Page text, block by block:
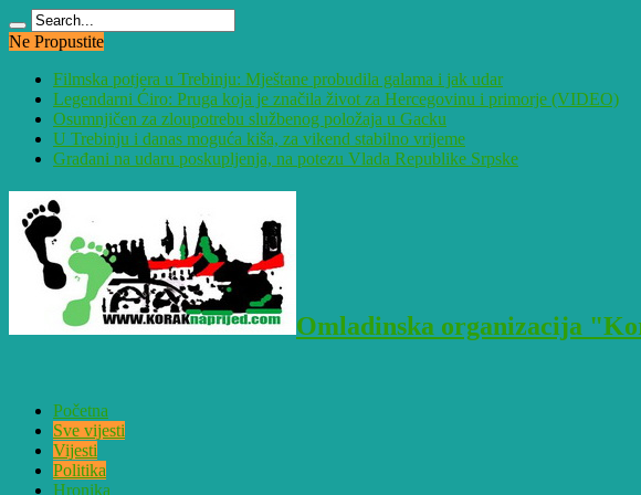
Ne Propustite
Filmska potjera u Trebinju: Mještane probudila galama i jak udar
Legendarni Ćiro: Pruga koja je značila život za Hercegovinu i primorje (VIDEO)
Osumnjičen za zloupotrebu službenog položaja u Gacku
U Trebinju i danas moguća kiša, za vikend stabilno vrijeme
Građani na udaru poskupljenja, na potezu Vlada Republike Srpske
Omladinska organizacija
Početna
Sve vijesti
Vijesti
Politika
Hronika